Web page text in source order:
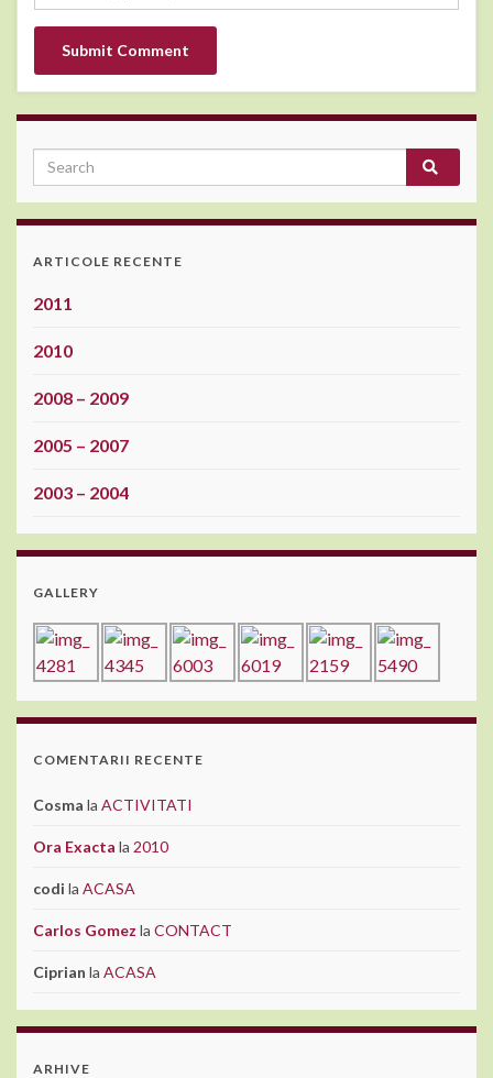
ARTICOLE RECENTE
2011
2010
2008 – 2009
2005 – 2007
2003 – 2004
GALLERY
COMENTARII RECENTE
Cosma la ACTIVITATI
Ora Exacta la 2010
codi la ACASA
Carlos Gomez la CONTACT
Ciprian la ACASA
ARHIVE